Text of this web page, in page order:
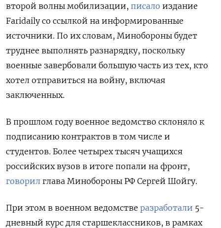
второй волны мобилизации, писало издание
Faridaily со ссылкой на информированные
источники. По их словам, Минобороны будет
труднее выполнять разнарядку, поскольку
военные завербовали большую часть из тех, кто
хотел отправиться на войну, включая
заключенных.
В прошлом году военное ведомство склоняло к
подписанию контрактов в том числе и
студентов. Более четырех тысяч учащихся
российских вузов в итоге попали на фронт,
говорил глава Минобороны РФ Сергей Шойгу.
При этом в военном ведомстве разработали 5-
дневный курс для старшеклассников, в рамках